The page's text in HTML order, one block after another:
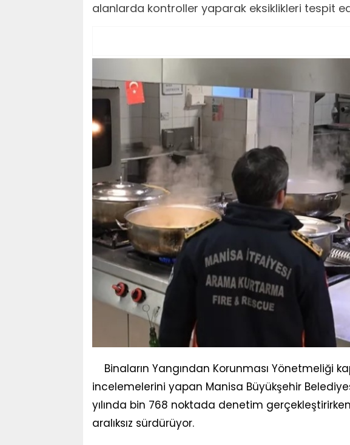
alanlarda kontroller yaparak eksiklikleri tespit
Binaların Yangından Korunması Yönetmeliği
incelemelerini yapan Manisa Büyükşehir
yılında bin 768 noktada denetim
aralıksız sürdürüyor.